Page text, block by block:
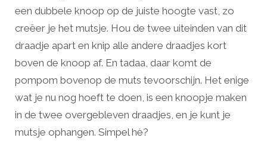
een dubbele knoop op de juiste hoogte vast, zo
creëer je het mutsje. Hou de twee uiteinden van dit
draadje apart en knip alle andere draadjes kort
boven de knoop af. En tadaa, daar komt de
pompom bovenop de muts tevoorschijn. Het enige
wat je nu nog hoeft te doen, is een knoopje maken
in de twee overgebleven draadjes, en je kunt je
mutsje ophangen. Simpel hè?